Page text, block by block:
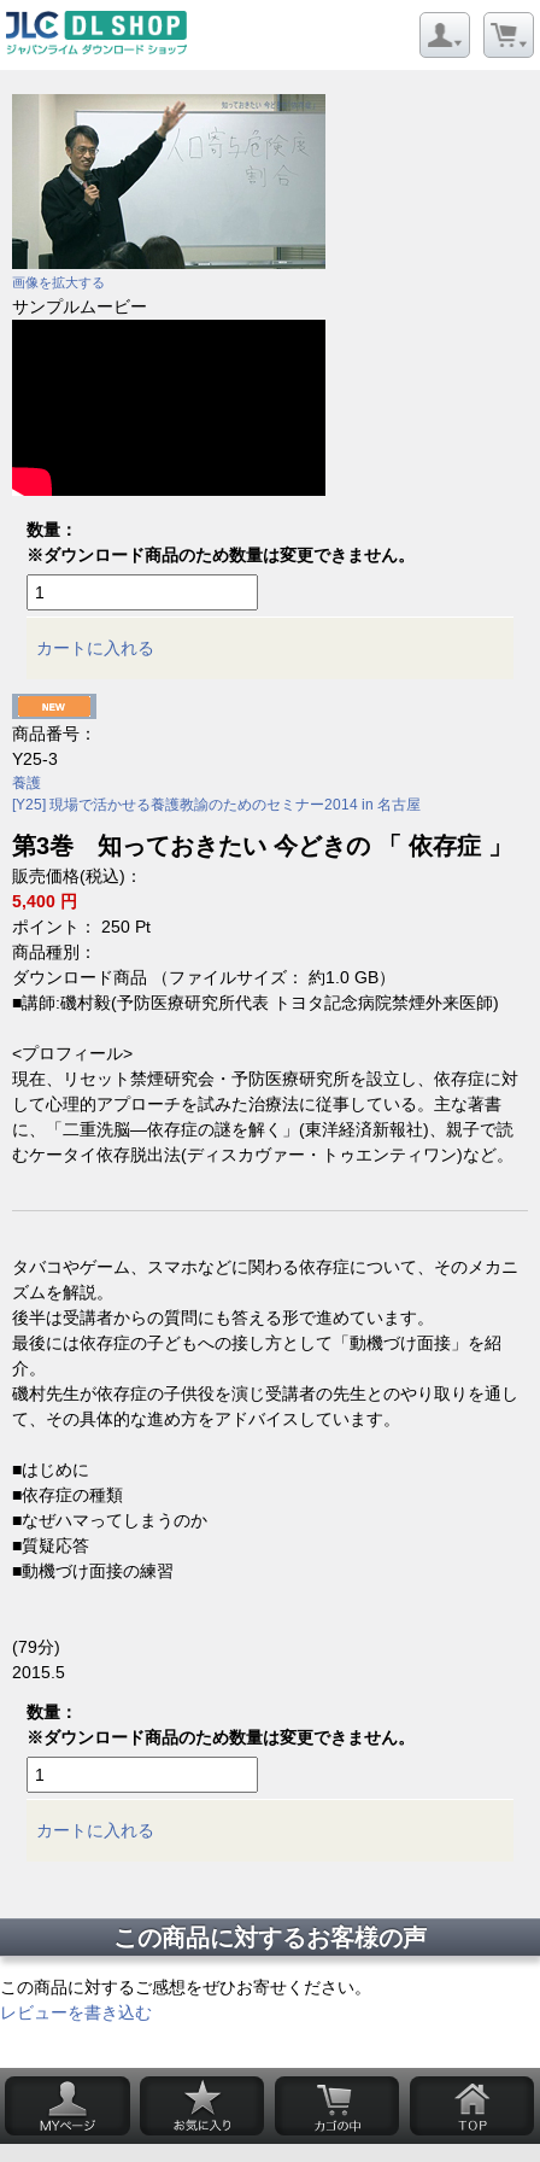
画像を拡大する
サンプルムービー
数量：
※ダウンロード商品のため数量は変更できません。
カートに入れる
商品番号：
Y25-3
養護
[Y25] 現場で活かせる養護教諭のためのセミナー2014 in 名古屋
第3巻 知っておきたい 今どきの 「 依存症 」
販売価格(税込)：
5,400 円
ポイント： 250 Pt
商品種別：
ダウンロード商品 （ファイルサイズ： 約1.0 GB）
■講師:磯村毅(予防医療研究所代表 トヨタ記念病院禁煙外来医師)
<プロフィール>
現在、リセット禁煙研究会・予防医療研究所を設立し、依存症に対
して心理的アプローチを試みた治療法に従事している。主な著書
に、「二重洗脳―依存症の謎を解く」(東洋経済新報社)、親子で読
むケータイ依存脱出法(ディスカヴァー・トゥエンティワン)など。
タバコやゲーム、スマホなどに関わる依存症について、そのメカニ
ズムを解説。
後半は受講者からの質問にも答える形で進めています。
最後には依存症の子どもへの接し方として「動機づけ面接」を紹
介。
磯村先生が依存症の子供役を演じ受講者の先生とのやり取りを通し
て、その具体的な進め方をアドバイスしています。
■はじめに
■依存症の種類
■なぜハマってしまうのか
■質疑応答
■動機づけ面接の練習
(79分)
2015.5
数量：
※ダウンロード商品のため数量は変更できません。
カートに入れる
この商品に対するお客様の声
この商品に対するご感想をぜひお寄せください。
レビューを書き込む